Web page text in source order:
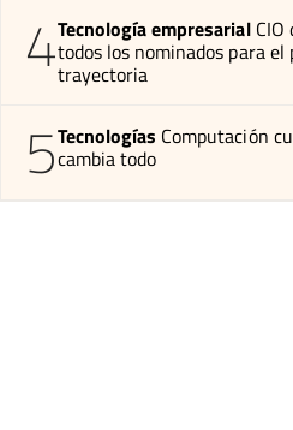
4Tecnología empresarial
todos los nominados para
trayectoria
5Tecnologías Computación
cambia todo